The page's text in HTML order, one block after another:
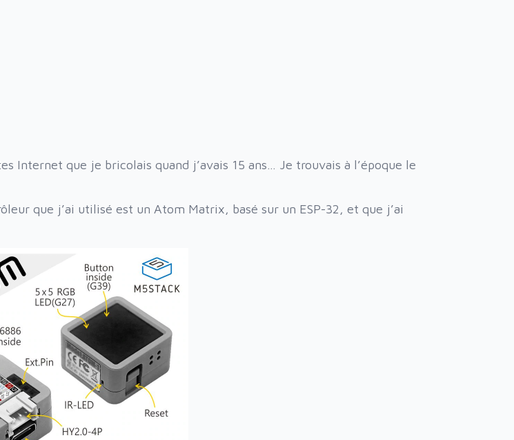
Internet que je bricolais quand j’avais 15 ans… Je trouvais à l’époque le
que j’ai utilisé est un Atom Matrix, basé sur un ESP-32, et que j’ai